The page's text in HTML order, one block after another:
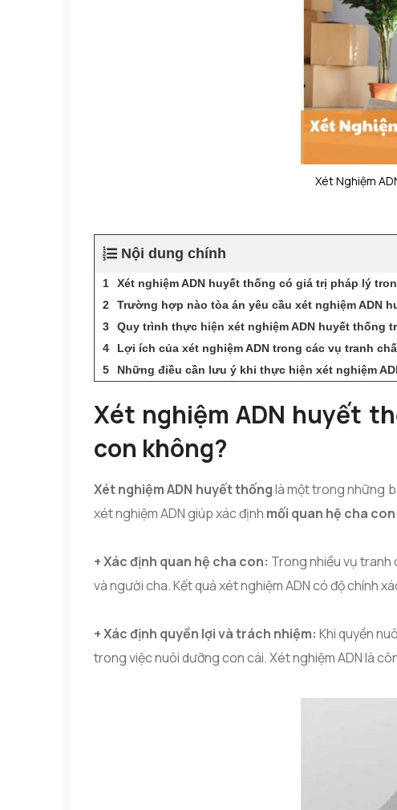
Xét Nghiệm
Nội dung chính
Xét nghiệm ADN huyết thống có giá trị pháp lý
Trường hợp nào tòa án yêu cầu xét nghiệm ADN
Quy trình thực hiện xét nghiệm ADN huyết thống
Lợi ích của xét nghiệm ADN trong các vụ tranh
Những điều cần lưu ý khi thực hiện xét nghiệm
Xét nghiệm ADN huyết
con không?
Xét nghiệm ADN huyết thốnglà một trong những
xét nghiệm ADN giúp xác định mối quan hệ cha con
+ Xác định quan hệ cha con: Trong nhiều vụ tranh
và người cha. Kết quả xét nghiệm ADN có độ chính
+ Xác định quyền lợi và trách nhiệm: Khi quyền
trong việc nuôi dưỡng con cái. Xét nghiệm ADN là